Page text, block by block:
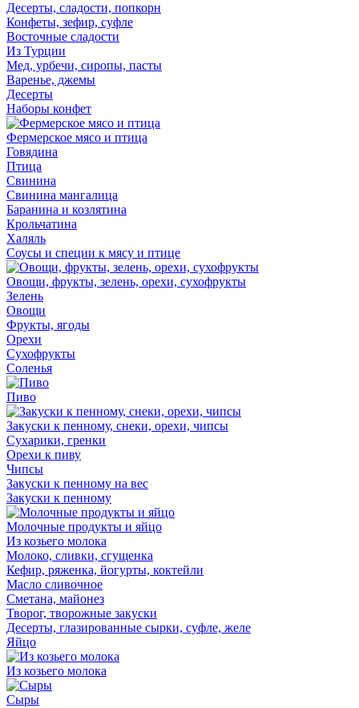
Десерты, сладости, попкорн
Конфеты, зефир, суфле
Восточные сладости
Из Турции
Мед, урбечи, сиропы, пасты
Варенье, джемы
Десерты
Наборы конфет
Фермерское мясо и птица
Говядина
Птица
Свинина
Свинина мангалица
Баранина и козлятина
Крольчатина
Халяль
Соусы и специи к мясу и птице
Овощи, фрукты, зелень, орехи, сухофрукты
Зелень
Овощи
Фрукты, ягоды
Орехи
Сухофрукты
Соленья
Пиво
Закуски к пенному, снеки, орехи, чипсы
Сухарики, гренки
Орехи к пиву
Чипсы
Закуски к пенному на вес
Закуски к пенному
Молочные продукты и яйцо
Из козьего молока
Молоко, сливки, сгущенка
Кефир, ряженка, йогурты, коктейли
Масло сливочное
Сметана, майонез
Творог, творожные закуски
Десерты, глазированные сырки, суфле, желе
Яйцо
Из козьего молока
Сыры